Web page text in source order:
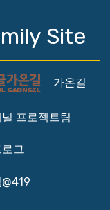
Site
가온길
프로젝트팀
그